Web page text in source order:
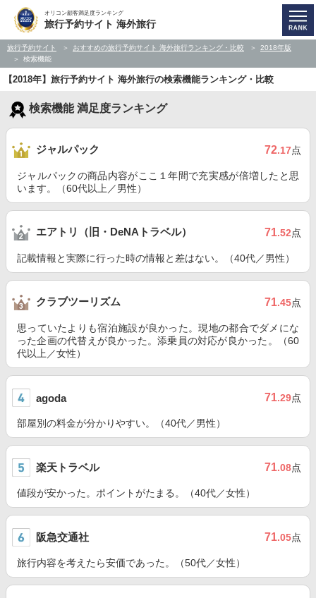
オリコン顧客満足度ランキング
旅行予約サイト 海外旅行
旅行予約サイト おすすめの旅行予約サイト 海外旅行ランキング・比較
2018年版
検索機能
【2018年】旅行予約サイト 海外旅行の検索機能ランキング・比較
検索機能 満足度ランキング
ジャルパック 72.17点
ジャルパックの商品内容がここ１年間で充実感が倍増したと思
います。（60代以上／男性）
エアトリ（旧・DeNAトラベル） 71.52点
記載情報と実際に行った時の情報と差はない。（40代／男性）
クラブツーリズム 71.45点
思っていたよりも宿泊施設が良かった。現地の都合でダメにな
った企画の代替えが良かった。添乗員の対応が良かった。（60
代以上／女性）
agoda 71.29点
部屋別の料金が分かりやすい。（40代／男性）
楽天トラベル 71.08点
値段が安かった。ポイントがたまる。（40代／女性）
阪急交通社 71.05点
旅行内容を考えたら安価であった。（50代／女性）